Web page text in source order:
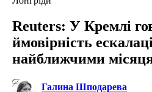
Reuters: У Кремлі
ймовірність
найближчими
Галина Шподарева